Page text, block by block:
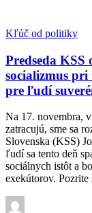
Kľúč od politiky
Predseda KSS
socializmus
pre ľudí
Na 17. novembra,
zatracujú, sme sa
Slovenska (KSS)
ľudí sa tento deň
sociálnych istôt a
exekútorov.